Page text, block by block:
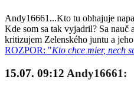
Andy16661...Kto tu obhajuje
Kde som sa tak vyjadril? Sa nauč
kritizujem Zelenského juntu a
ROZPOR: "Kto chce mier, nech
15.07. 09:12 Andy16661: